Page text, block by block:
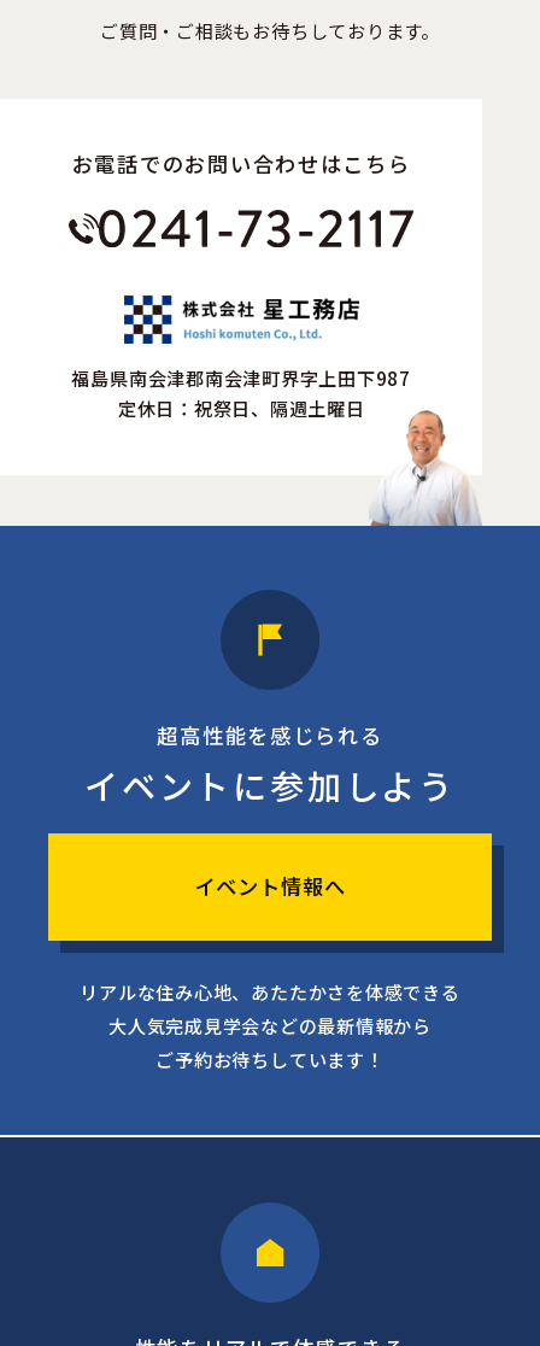
ご質問・ご相談もお待ちしております。
お電話でのお問い合わせはこちら
福島県南会津郡南会津町界字上田下987
定休日：祝祭日、隔週土曜日
超高性能を感じられる
イベントに参加しよう
イベント情報へ
リアルな住み心地、あたたかさを体感できる
大人気完成見学会などの最新情報から
ご予約お待ちしています！